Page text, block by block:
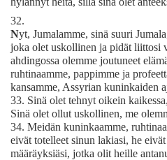
32.
Nyt, Jumalamme, sinä suuri
joka olet uskollinen ja pidät liittosi
ahdingossa olemme joutuneet
ruhtinaamme, pappimme ja
kansamme, Assyrian kuninkaiden
33. Sinä olet tehnyt oikein
Sinä olet ollut uskollinen, me
34. Meidän kuninkaamme,
eivät totelleet sinun lakiasi, he
määräyksiäsi, jotka olit heille